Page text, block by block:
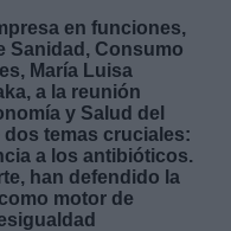
en funciones,
Sanidad, Consumo
María Luisa
a la reunión
y Salud del
dos temas cruciales:
a los antibióticos.
han defendido la
motor de